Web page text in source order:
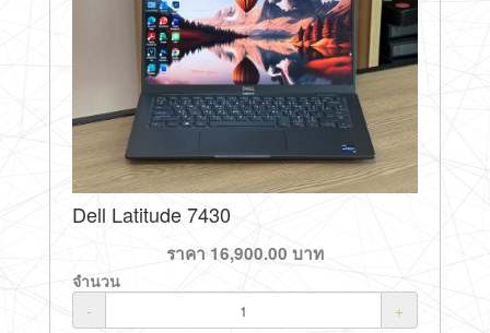
Dell Latitude 7430
ราคา 16,900.00 บาท
จำนวน
-
+